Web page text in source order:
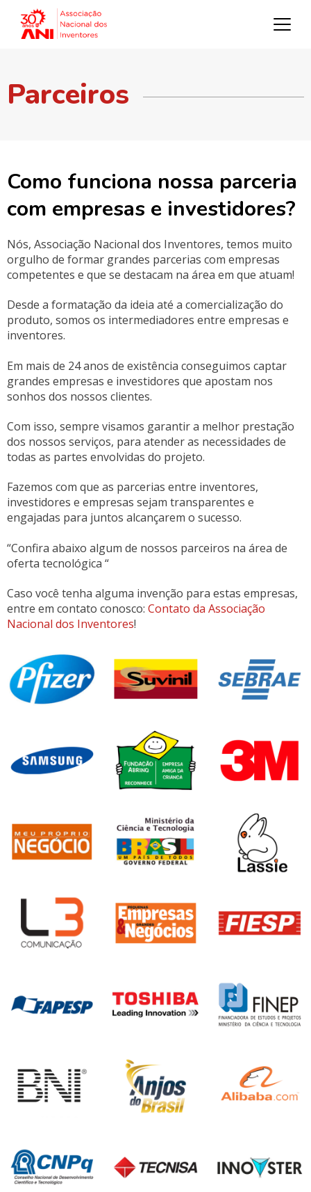
Parceiros
Como funciona nossa parceria
com empresas e investidores?
Nós, Associação Nacional dos Inventores, temos muito
orgulho de formar grandes parcerias com empresas
competentes e que se destacam na área em que atuam!
Desde a formatação da ideia até a comercialização do
produto, somos os intermediadores entre empresas e
inventores.
Em mais de 24 anos de existência conseguimos captar
grandes empresas e investidores que apostam nos
sonhos dos nossos clientes.
Com isso, sempre visamos garantir a melhor prestação
dos nossos serviços, para atender as necessidades de
todas as partes envolvidas do projeto.
Fazemos com que as parcerias entre inventores,
investidores e empresas sejam transparentes e
engajadas para juntos alcançarem o sucesso.
“Confira abaixo algum de nossos parceiros na área de
oferta tecnológica “
Caso você tenha alguma invenção para estas empresas,
entre em contato conosco: Contato da Associação
Nacional dos Inventores!